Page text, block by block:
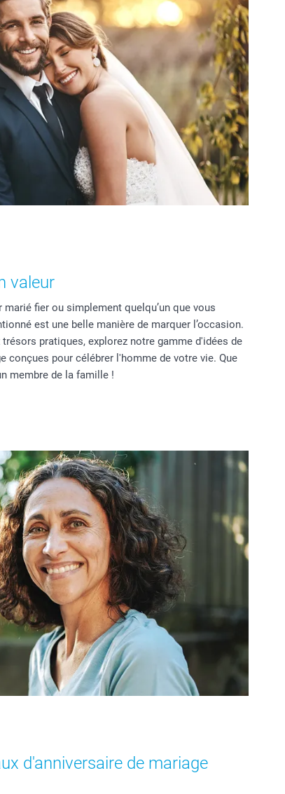
valeur
marié fier ou simplement quelqu’un que vous
est une belle manière de marquer l’occasion.
pratiques, explorez notre gamme d'idées de
conçues pour célébrer l'homme de votre vie. Que
membre de la famille !
d'anniversaire de mariage